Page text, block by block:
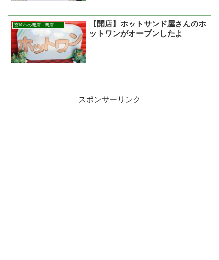
宮崎市の開店・閉店まとめ
【開店】ホットサンド屋さんのホ
ットワンがオープンしたよ
スポンサーリンク